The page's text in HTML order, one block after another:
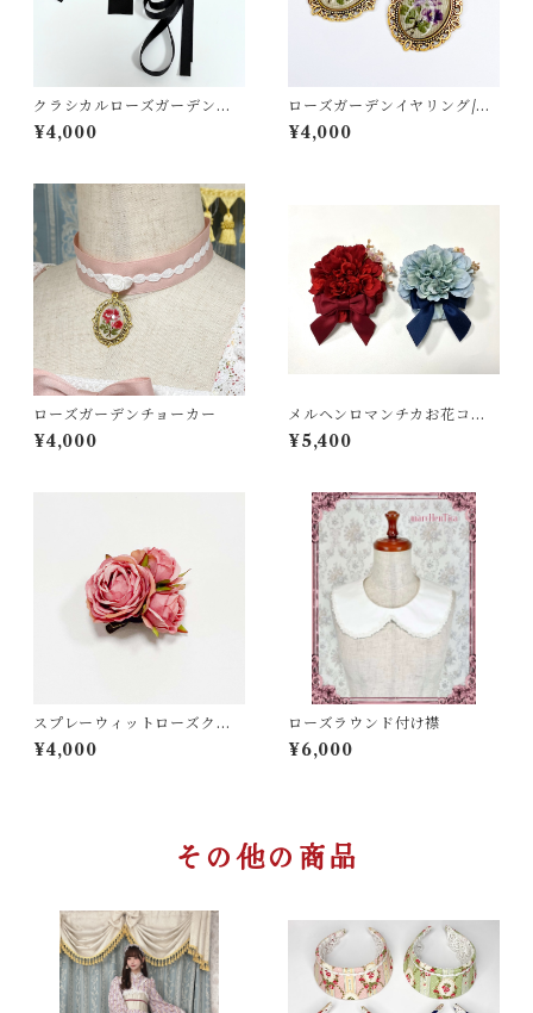
クラシカルローズガーデンワ
ンピース用編み上げリボンセ
ット
¥4,000
ローズガーデンイヤリング/ピ
アス
¥4,000
ローズガーデンチョーカー
¥4,000
メルヘンロマンチカお花コサ
ージュ
¥5,400
スプレーウィットローズクリ
ップ＆コサージュ
¥4,000
ローズラウンド付け襟
¥6,000
その他の商品